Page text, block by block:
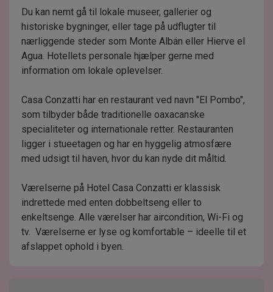
Du kan nemt gå til lokale museer, gallerier og
historiske bygninger, eller tage på udflugter til
nærliggende steder som Monte Albán eller Hierve el
Agua. Hotellets personale hjælper gerne med
information om lokale oplevelser.
Casa Conzatti har en restaurant ved navn "El Pombo",
som tilbyder både traditionelle oaxacanske
specialiteter og internationale retter. Restauranten
ligger i stueetagen og har en hyggelig atmosfære
med udsigt til haven, hvor du kan nyde dit måltid.
Værelserne på Hotel Casa Conzatti er klassisk
indrettede med enten dobbeltseng eller to
enkeltsenge. Alle værelser har aircondition, Wi-Fi og
tv. Værelserne er lyse og komfortable – ideelle til et
afslappet ophold i byen.